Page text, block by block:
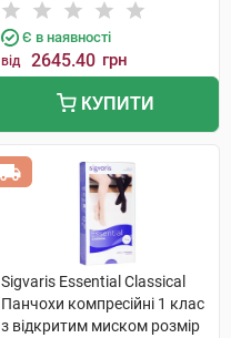
Є в наявності
від 2645.40 грн
КУПИТИ
Sigvaris Essential Classical
Панчохи компресійні 1 клас
з відкритим миском розмір